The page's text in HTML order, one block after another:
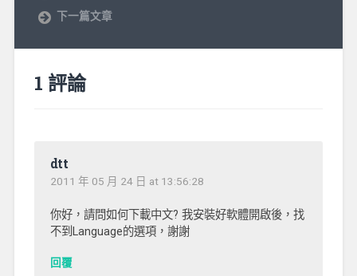
下一篇文章
1 評論
dtt
2011 年 05 月 24 日 at 13:56:28
你好，請問如何下載中文? 我安裝好軟體開啟後，找
不到Language的選項，謝謝
回覆